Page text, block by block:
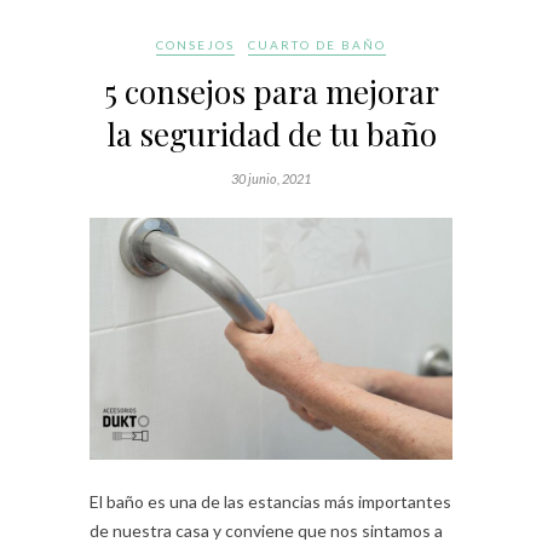
CONSEJOS CUARTO DE BAÑO
5 consejos para mejorar
la seguridad de tu baño
30 junio, 2021
El baño es una de las estancias más importantes
de nuestra casa y conviene que nos sintamos a